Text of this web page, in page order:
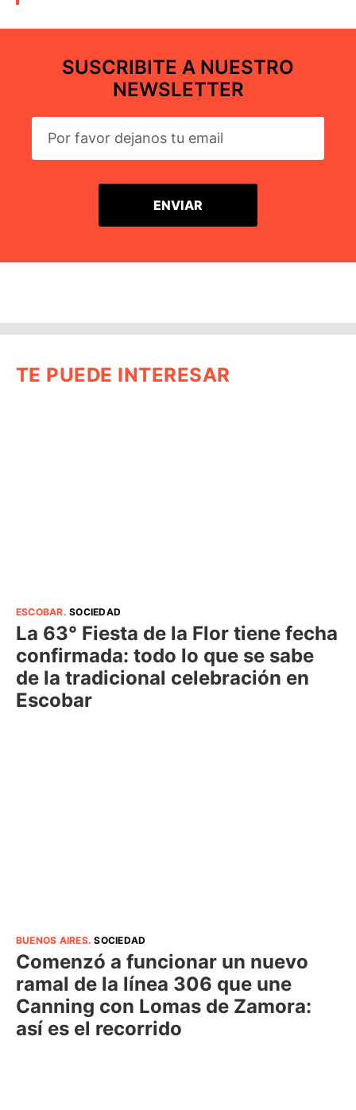
SUSCRIBITE A NUESTRO
NEWSLETTER
TE PUEDE INTERESAR
ESCOBAR.SOCIEDAD
La 63° Fiesta de la Flor tiene fecha
confirmada: todo lo que se sabe
de la tradicional celebración en
Escobar
BUENOS AIRES.SOCIEDAD
Comenzó a funcionar un nuevo
ramal de la línea 306 que une
Canning con Lomas de Zamora:
así es el recorrido